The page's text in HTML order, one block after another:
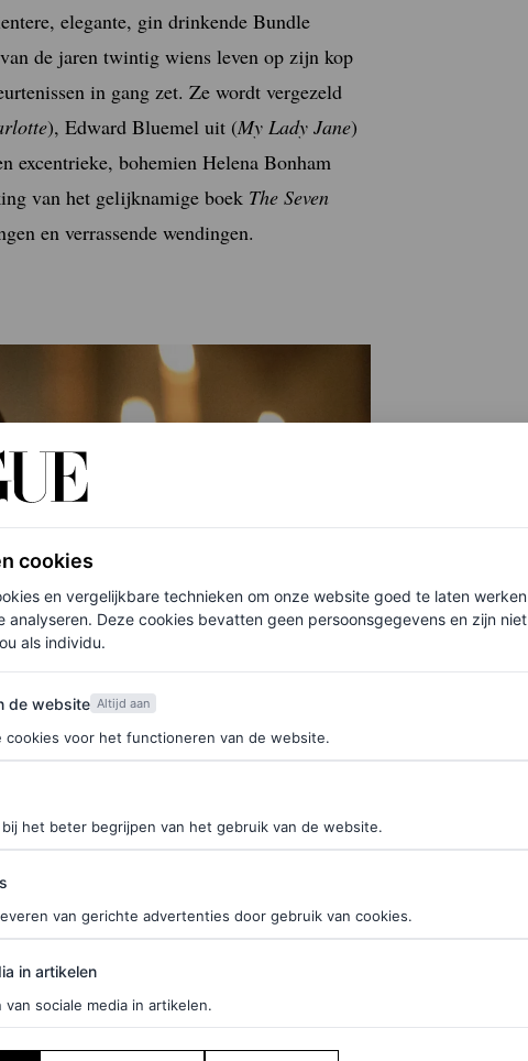
elegante, gin drinkende Bundle
de jaren twintig wiens leven op zijn kop
in gang zet. Ze wordt vergezeld
), Edward Bluemel uit (My Lady Jane)
excentrieke, bohemien Helena Bonham
van het gelijknamige boek The Seven
en verrassende wendingen.
Before it’s in Vogue
cookies
en vergelijkbare technieken om onze website goed te laten werken
analyseren. Deze cookies bevatten geen persoonsgegevens en zijn niet
als individu.
website
de website Altijd aan
cookies voor het functioneren van de website.
het beter begrijpen van het gebruik van de website.
van gerichte advertenties door gebruik van cookies.
artikelen
in artikelen
van sociale media in artikelen.